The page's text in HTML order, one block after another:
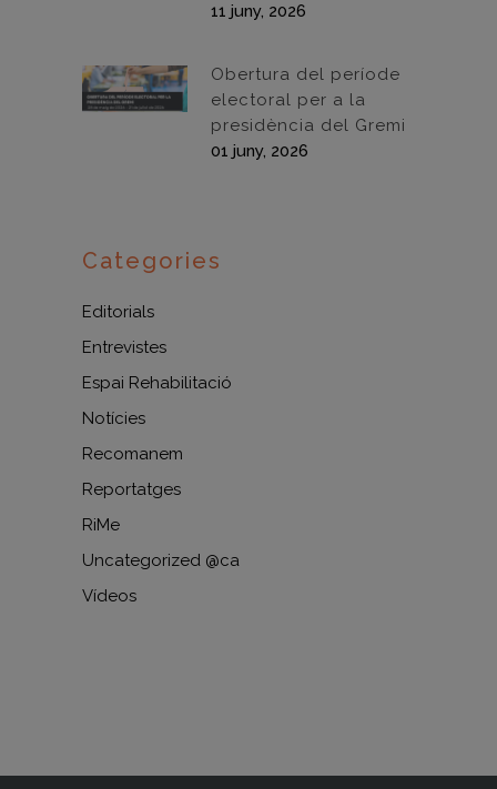
11 juny, 2026
Obertura del període
electoral per a la
presidència del Gremi
01 juny, 2026
Categories
Editorials
Entrevistes
Espai Rehabilitació
Notícies
Recomanem
Reportatges
RiMe
Uncategorized @ca
Vídeos